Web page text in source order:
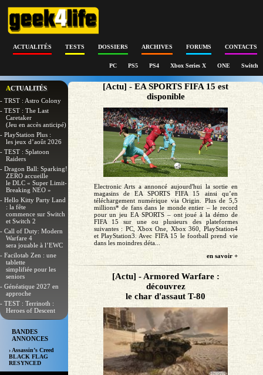
ACTUALITÉS TESTS DOSSIERS ARCHIVES FORUMS CONTACTS
PC PS5 PS4 Xbox Series X ONE Switch
ACTUALITÉS
- TRST : Astro Colony
- TEST : The Last
Caretaker
(Jeu en accès anticipé)
- PlayStation Plus :
les jeux d’août 2026
- TEST : Splatoon
Raiders
- Dragon Ball: Sparking!
ZERO accueille
le DLC « Super Limit-
Breaking NEO »
- Hello Kitty Party Land
: la fête
commence sur Switch
et Switch 2
- Call of Duty: Modern
Warfare 4
sera jouable à l’EWC
- Facilotab Zen : une
tablette
simplifiée pour les
seniors
- Généatique 2027 en
approche
- TEST : Terrinoth :
Heroes of Descent
BANDES
ANNONCES
› Assassin’s Creed
BLACK FLAG
RESYNCED
[Actu] - EA SPORTS FIFA 15 est
disponible
Electronic Arts a annoncé aujourd'hui la sortie en
magasins de EA SPORTS FIFA 15 ainsi qu’en
téléchargement numérique via Origin. Plus de 5,5
millions* de fans dans le monde entier – le record
pour un jeu EA SPORTS – ont joué à la démo de
FIFA 15 sur une ou plusieurs des plateformes
suivantes : PC, Xbox One, Xbox 360, PlayStation4
et PlayStation3. Avec FIFA 15 le football prend vie
dans les moindres déta...
en savoir +
[Actu] - Armored Warfare :
découvrez
le char d'assaut T-80